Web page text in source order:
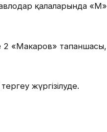
қалаларында «М»
2 «Макаров» тапаншасы,
жүргізілуде.